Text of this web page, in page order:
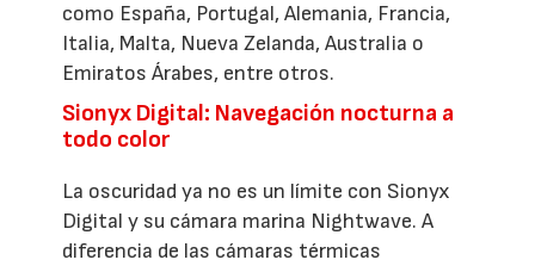
como España, Portugal, Alemania, Francia,
Italia, Malta, Nueva Zelanda, Australia o
Emiratos Árabes, entre otros.
Sionyx Digital: Navegación nocturna a
todo color
La oscuridad ya no es un límite con Sionyx
Digital y su cámara marina Nightwave. A
diferencia de las cámaras térmicas